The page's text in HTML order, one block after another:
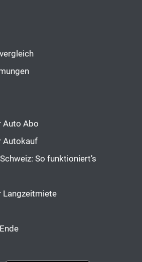
Auto Abo
Autokauf
So funktioniert’s
Langzeitmiete